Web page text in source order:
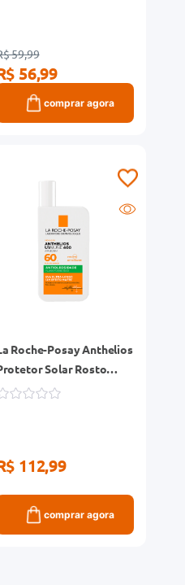
59,99
56,99
comprar agora
Roche-Posay Anthelios
Solar Rosto
UVMune 400
112,99
comprar agora